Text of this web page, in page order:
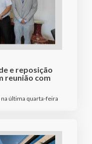
e reposição
reunião com
na última quarta-feira